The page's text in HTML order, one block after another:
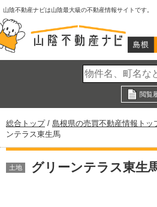
このページの本文へ
山陰不動産ナビは山陰最大級の不動産情報サイトです。
閲覧
現
在
の
置：
総合トップ/ 島根県の売買不動産情報トッ
ンテラス東生馬
土地 グリーンテラス東生